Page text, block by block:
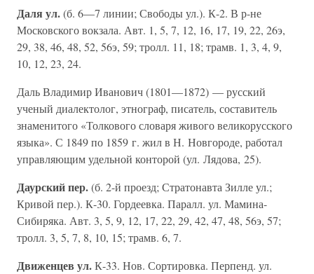
Даля ул.(б. 6—7 линии; Свободы ул.). К-2. В р-не
Московского вокзала. Авт. 1, 5, 7, 12, 16, 17, 19, 22, 26э,
29, 38, 46, 48, 52, 56э, 59; тролл. 11, 18; трамв. 1, 3, 4, 9,
10, 12, 23, 24.
Даль Владимир Иванович (1801—1872) — русский
ученый диалектолог, этнограф, писатель, составитель
знаменитого «Толкового словаря живого великорусского
языка». С 1849 по 1859 г. жил в Н. Новгороде, работал
управляющим удельной конторой (ул. Лядова, 25).
Даурский пер.(б. 2-й проезд; Стратонавта Зилле ул.;
Кривой пер.). К-30. Гордеевка. Паралл. ул. Мамина-
Сибиряка. Авт. 3, 5, 9, 12, 17, 22, 29, 42, 47, 48, 56э, 57;
тролл. 3, 5, 7, 8, 10, 15; трамв. 6, 7.
Движенцев ул.К-33. Нов. Сортировка. Перпенд. ул.